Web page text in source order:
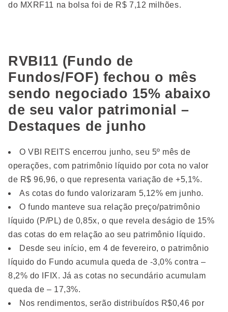
do MXRF11 na bolsa foi de R$ 7,12 milhões.
RVBI11 (Fundo de
Fundos/FOF) fechou o mês
sendo negociado 15% abaixo
de seu valor patrimonial –
Destaques de junho
O VBI REITS encerrou junho, seu 5º mês de
operações, com patrimônio líquido por cota no valor
de R$ 96,96, o que representa variação de +5,1%.
As cotas do fundo valorizaram 5,12% em junho.
O fundo manteve sua relação preço/patrimônio
líquido (P/PL) de 0,85x, o que revela deságio de 15%
das cotas do em relação ao seu patrimônio líquido.
Desde seu início, em 4 de fevereiro, o patrimônio
líquido do Fundo acumula queda de -3,0% contra –
8,2% do IFIX. Já as cotas no secundário acumulam
queda de – 17,3%.
Nos rendimentos, serão distribuídos R$0,46 por